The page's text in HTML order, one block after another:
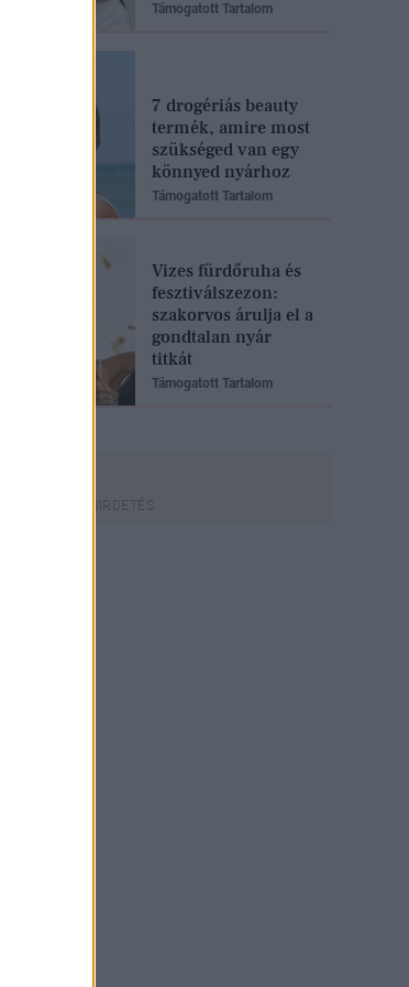
Támogatott Tartalom
7 drogériás beauty
termék, amire most
szükséged van egy
könnyed nyárhoz
Támogatott Tartalom
Vizes fürdőruha és
fesztiválszezon:
szakorvos árulja el a
gondtalan nyár
titkát
Támogatott Tartalom